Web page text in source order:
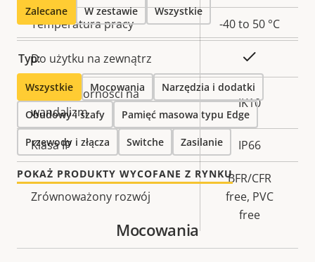
Temperatura pracy -40 to 50 °C
Do użytku na zewnątrz
Klasa odporności na
wandalizm
IK10
Klasa IP IP66
Zrównoważony rozwój
BFR/CFR
free, PVC
free
Zalecane W zestawie Wszystkie
Typ:
Wszystkie Mocowania Narzędzia i dodatki
Obudowy i szafy Pamięć masowa typu Edge
Przewody i złącza Switche Zasilanie
POKAŻ PRODUKTY WYCOFANE Z RYNKU
Mocowania